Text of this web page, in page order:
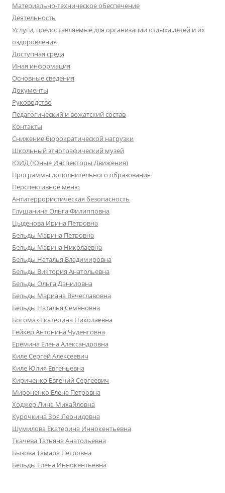
Материально-техническое обеспечение
Деятельность
Услуги, предоставляемые для организации отдыха детей и их
оздоровления
Доступная среда
Иная информация
Основные сведения
Документы
Руководство
Педагогический и вожатский состав
Контакты
Снижение бюрократической нагрузки
Школьный этнографический музей
ЮИД (Юные Инспекторы Движения)
Программы дополнительного образования
Перспективное меню
Антитеррористическая безопасность
Глушанина Ольга Филипповна
Цыденова Ирина Петровна
Бельды Марина Петровна
Бельды Марина Николаевна
Бельды Наталья Владимировна
Бельды Виктория Анатольевна
Бельды Ольга Даниловна
Бельды Мариана Вячеславовна
Бельды Наталья Семёновна
Богомаз Екатерина Николаевна
Гейкер Антонина Чуденговна
Ерёмина Елена Александровна
Киле Сергей Алексеевич
Киле Юлия Евгеньевна
Кириченко Евгений Сергеевич
Мироненко Елена Петровна
Ходжер Лина Михайловна
Курочкина Зоя Леонидовна
Шумилова Екатерина Иннокентьевна
Ткачева Татьяна Анатольевна
Бызова Тамара Петровна
Бельды Елена Иннокентьевна